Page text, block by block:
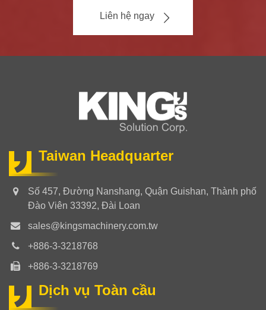
Liên hệ ngay
Taiwan Headquarter
Số 457, Đường Nanshang, Quận Guishan, Thành phố
Đào Viên 33392, Đài Loan
sales@kingsmachinery.com.tw
+886-3-3218768
+886-3-3218769
Dịch vụ Toàn cầu